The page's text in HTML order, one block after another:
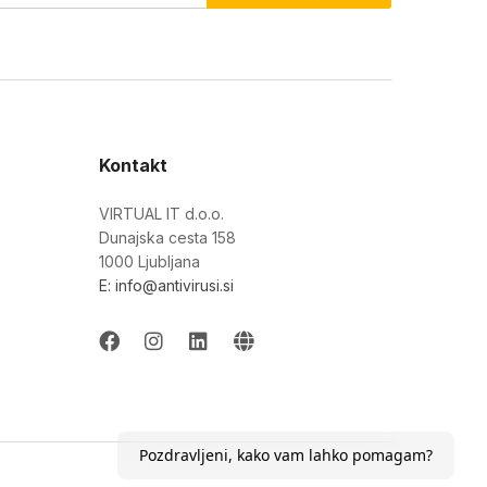
Kontakt
VIRTUAL IT d.o.o.
Dunajska cesta 158
1000 Ljubljana
E: info@antivirusi.si
Pozdravljeni, kako vam lahko pomagam?